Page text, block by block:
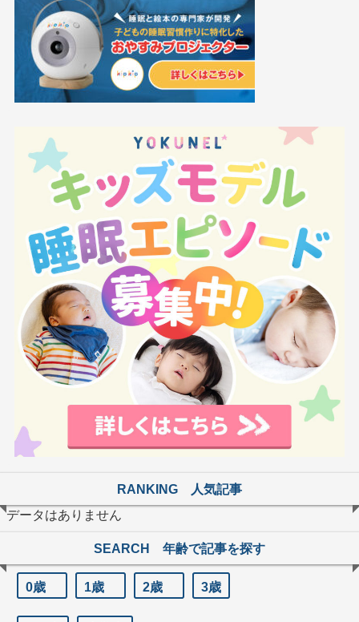
RANKING 人気記事
データはありません
SEARCH 年齢で記事を探す
0歳 1歳 2歳 3歳